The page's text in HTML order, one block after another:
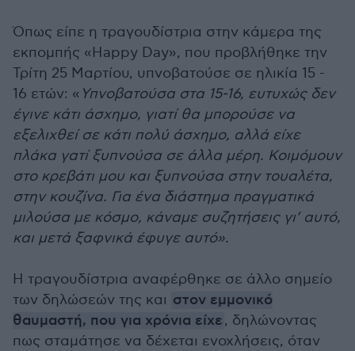
Όπως είπε η τραγουδίστρια στην κάμερα της
εκπομπής «Happy Day», που προβλήθηκε την
Τρίτη 25 Μαρτίου, υπνοβατούσε σε ηλικία 15 -
16 ετών: « Υπνοβατούσα στα 15-16, ευτυχώς δεν
έγινε κάτι άσχημο, γιατί θα μπορούσε να
εξελιχθεί σε κάτι πολύ άσχημο, αλλά είχε
πλάκα γατί ξυπνούσα σε άλλα μέρη. Κοιμόμουν
στο κρεβάτι μου και ξυπνούσα στην τουαλέτα,
στην κουζίνα. Για ένα διάστημα πραγματικά
μιλούσα με κόσμο, κάναμε συζητήσεις γι’ αυτό,
και μετά ξαφνικά έφυγε αυτό».
Η τραγουδίστρια αναφέρθηκε σε άλλο σημείο
των δηλώσεών της και στον εμμονικό
θαυμαστή, που για χρόνια είχε, δηλώνοντας
πως σταμάτησε να δέχεται ενοχλήσεις, όταν